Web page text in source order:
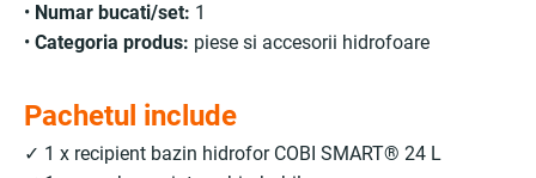
• Numar bucati/set: 1
• Categoria produs: piese si accesorii hidrofoare
Pachetul include
✓ 1 x recipient bazin hidrofor COBI SMART® 24 L